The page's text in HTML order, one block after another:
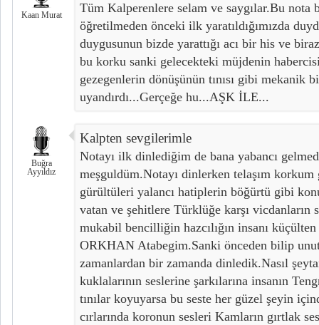
Kaan Murat
Tüm Kalperenlere selam ve saygılar.Bu nota
öğretilmeden önceki ilk yaratıldığımızda
duygusunun bizde yarattığı acı bir his ve
bu korku sanki gelecekteki müjdenin
gezegenlerin dönüşünün tınısı gibi mekanik
uyandırdı...Gerçeğe hu...AŞK İLE...
Buğra
Ayyıldız
Kalpten sevgilerimle
Notayı ilk dinlediğim de bana yabancı
meşguldüm.Notayı dinlerken telaşım
gürültüleri yalancı hatiplerin böğürtü gibi
vatan ve şehitlere Türklüğe karşı vicdanların
mukabil bencilliğin hazcılığın insanı küçülten
ORKHAN Atabegim.Sanki önceden bilip
zamanlardan bir zamanda dinledik.Nasıl
kuklalarının seslerine şarkılarına insanın
tınılar koyuyarsa bu seste her güzel şeyin
cırlarında koronun sesleri Kamların gırtlak